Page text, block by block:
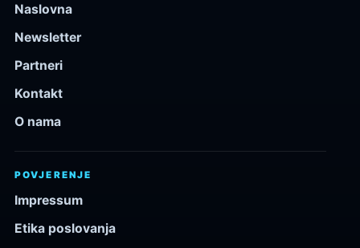
Naslovna
Newsletter
Partneri
Kontakt
O nama
POVJERENJE
Impressum
Etika poslovanja